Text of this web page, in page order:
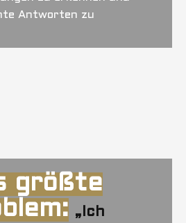
Antworten zu
größte
„Ich